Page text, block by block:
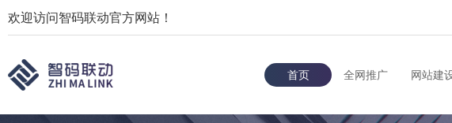
欢迎访问智码联动官方网站！
首页 全网推广 网站建